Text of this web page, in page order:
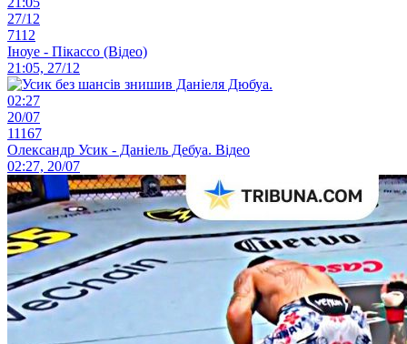
27/12
7112
Іноуе - Пікассо (Відео)
21:05, 27/12
02:27
20/07
11167
Олександр Усик - Даніель Дебуа. Відео
02:27, 20/07